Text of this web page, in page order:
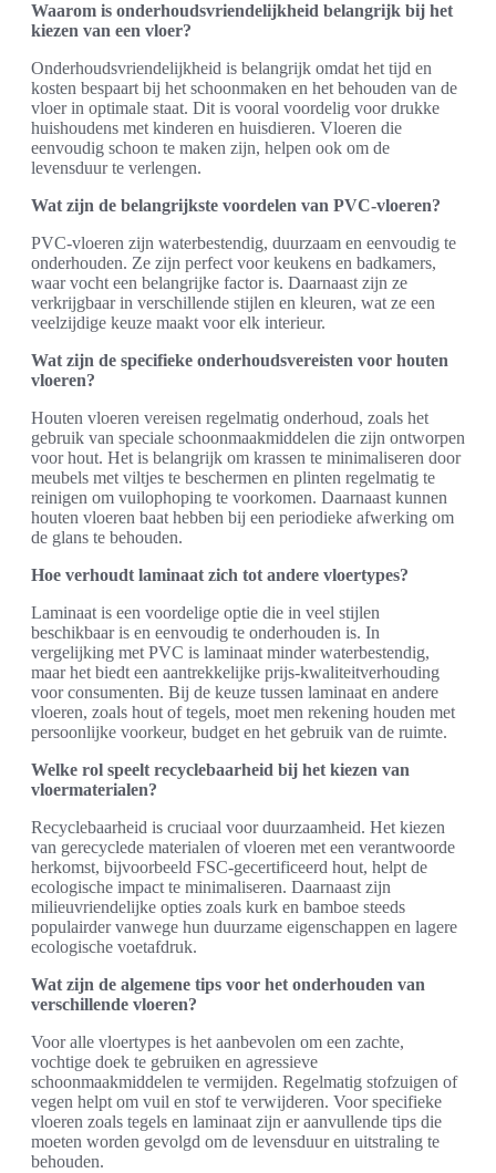
Waarom is onderhoudsvriendelijkheid belangrijk bij het
kiezen van een vloer?
Onderhoudsvriendelijkheid is belangrijk omdat het tijd en
kosten bespaart bij het schoonmaken en het behouden van de
vloer in optimale staat. Dit is vooral voordelig voor drukke
huishoudens met kinderen en huisdieren. Vloeren die
eenvoudig schoon te maken zijn, helpen ook om de
levensduur te verlengen.
Wat zijn de belangrijkste voordelen van PVC-vloeren?
PVC-vloeren zijn waterbestendig, duurzaam en eenvoudig te
onderhouden. Ze zijn perfect voor keukens en badkamers,
waar vocht een belangrijke factor is. Daarnaast zijn ze
verkrijgbaar in verschillende stijlen en kleuren, wat ze een
veelzijdige keuze maakt voor elk interieur.
Wat zijn de specifieke onderhoudsvereisten voor houten
vloeren?
Houten vloeren vereisen regelmatig onderhoud, zoals het
gebruik van speciale schoonmaakmiddelen die zijn ontworpen
voor hout. Het is belangrijk om krassen te minimaliseren door
meubels met viltjes te beschermen en plinten regelmatig te
reinigen om vuilophoping te voorkomen. Daarnaast kunnen
houten vloeren baat hebben bij een periodieke afwerking om
de glans te behouden.
Hoe verhoudt laminaat zich tot andere vloertypes?
Laminaat is een voordelige optie die in veel stijlen
beschikbaar is en eenvoudig te onderhouden is. In
vergelijking met PVC is laminaat minder waterbestendig,
maar het biedt een aantrekkelijke prijs-kwaliteitverhouding
voor consumenten. Bij de keuze tussen laminaat en andere
vloeren, zoals hout of tegels, moet men rekening houden met
persoonlijke voorkeur, budget en het gebruik van de ruimte.
Welke rol speelt recyclebaarheid bij het kiezen van
vloermaterialen?
Recyclebaarheid is cruciaal voor duurzaamheid. Het kiezen
van gerecyclede materialen of vloeren met een verantwoorde
herkomst, bijvoorbeeld FSC-gecertificeerd hout, helpt de
ecologische impact te minimaliseren. Daarnaast zijn
milieuvriendelijke opties zoals kurk en bamboe steeds
populairder vanwege hun duurzame eigenschappen en lagere
ecologische voetafdruk.
Wat zijn de algemene tips voor het onderhouden van
verschillende vloeren?
Voor alle vloertypes is het aanbevolen om een zachte,
vochtige doek te gebruiken en agressieve
schoonmaakmiddelen te vermijden. Regelmatig stofzuigen of
vegen helpt om vuil en stof te verwijderen. Voor specifieke
vloeren zoals tegels en laminaat zijn er aanvullende tips die
moeten worden gevolgd om de levensduur en uitstraling te
behouden.